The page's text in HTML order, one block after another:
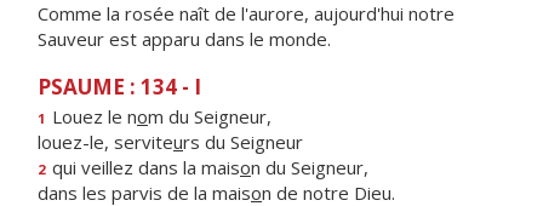
Comme la rosée naît de l'aurore, aujourd'hui notre
Sauveur est apparu dans le monde.
PSAUME : 134 - I
1 Louez le nom du Seigneur,
louez-le, serviteurs du Seigneur
2 qui veillez dans la maison du Seigneur,
dans les parvis de la maison de notre Dieu.